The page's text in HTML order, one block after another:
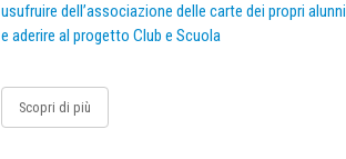
usufruire dell’associazione delle carte dei propri alunni
e aderire al progetto Club e Scuola
Scopri di più